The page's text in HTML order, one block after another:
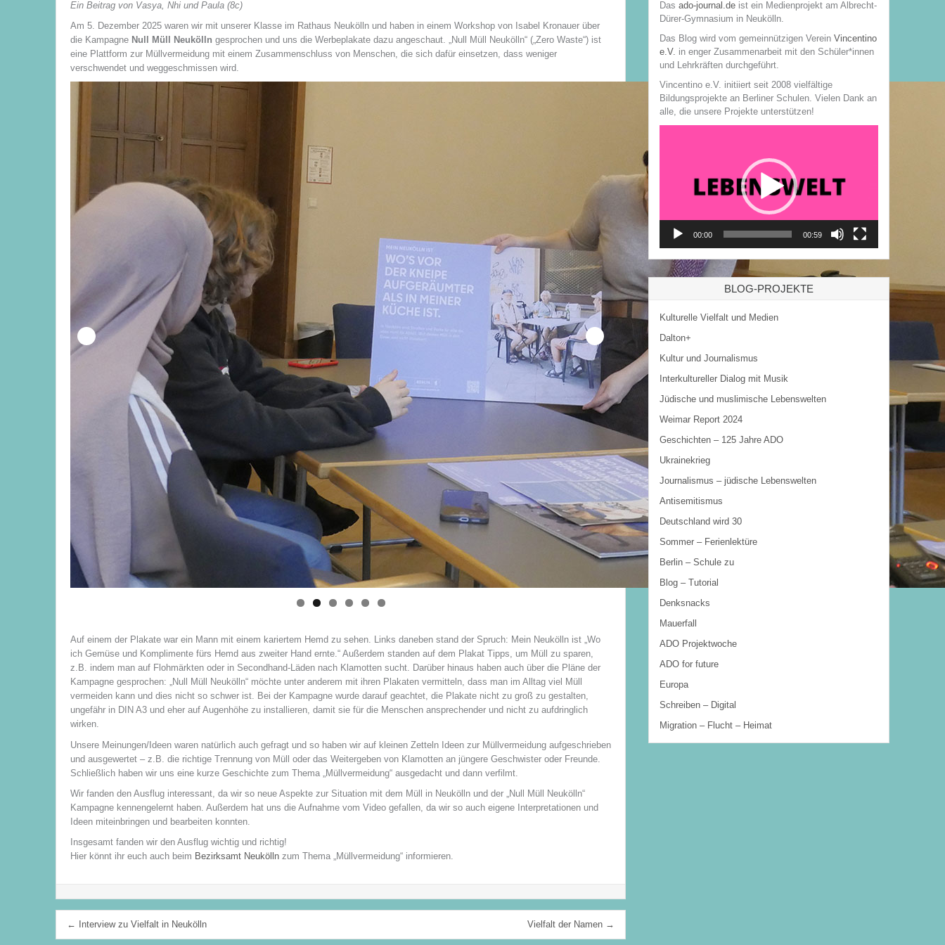
Ein Beitrag von Vasya, Nhi und Paula (8c)
Am 5. Dezember 2025 waren wir mit unserer Klasse im Rathaus Neukölln und haben in einem Workshop von Isabel Kronauer über
die Kampagne Null Müll Neukölln gesprochen und uns die Werbeplakate dazu angeschaut. „Null Müll Neukölln“ („Zero Waste“) ist
eine Plattform zur Müllvermeidung mit einem Zusammenschluss von Menschen, die sich dafür einsetzen, dass weniger
verschwendet und weggeschmissen wird.
Auf einem der Plakate war ein Mann mit einem kariertem Hemd zu sehen. Links daneben stand der Spruch: Mein Neukölln ist „Wo
ich Gemüse und Komplimente fürs Hemd aus zweiter Hand ernte.“ Außerdem standen auf dem Plakat Tipps, um Müll zu sparen,
z.B. indem man auf Flohmärkten oder in Secondhand-Läden nach Klamotten sucht. Darüber hinaus haben auch über die Pläne der
Kampagne gesprochen: „Null Müll Neukölln“ möchte unter anderem mit ihren Plakaten vermitteln, dass man im Alltag viel Müll
vermeiden kann und dies nicht so schwer ist. Bei der Kampagne wurde darauf geachtet, die Plakate nicht zu groß zu gestalten,
ungefähr in DIN A3 und eher auf Augenhöhe zu installieren, damit sie für die Menschen ansprechender und nicht zu aufdringlich
wirken.
Unsere Meinungen/Ideen waren natürlich auch gefragt und so haben wir auf kleinen Zetteln Ideen zur Müllvermeidung aufgeschrieben
und ausgewertet – z.B. die richtige Trennung von Müll oder das Weitergeben von Klamotten an jüngere Geschwister oder Freunde.
Schließlich haben wir uns eine kurze Geschichte zum Thema „Müllvermeidung“ ausgedacht und dann verfilmt.
Wir fanden den Ausflug interessant, da wir so neue Aspekte zur Situation mit dem Müll in Neukölln und der „Null Müll Neukölln“
Kampagne kennengelernt haben. Außerdem hat uns die Aufnahme vom Video gefallen, da wir so auch eigene Interpretationen und
Ideen miteinbringen und bearbeiten konnten.
Insgesamt fanden wir den Ausflug wichtig und richtig!
Hier könnt ihr euch auch beim Bezirksamt Neukölln zum Thema „Müllvermeidung“ informieren.
Beitragsnavigation Vielfalt der Namen →
← Interview zu Vielfalt in Neukölln
Das ado-journal.de ist ein Medienprojekt am Albrecht-
Dürer-Gymnasium in Neukölln.
Das Blog wird vom gemeinnützigen Verein Vincentino
e.V. in enger Zusammenarbeit mit den Schüler*innen
und Lehrkräften durchgeführt.
Vincentino e.V. initiiert seit 2008 vielfältige
Bildungsprojekte an Berliner Schulen. Vielen Dank an
alle, die unsere Projekte unterstützen!
00:00 00:59
BLOG-PROJEKTE
Kulturelle Vielfalt und Medien
Dalton+
Kultur und Journalismus
Interkultureller Dialog mit Musik
Jüdische und muslimische Lebenswelten
Weimar Report 2024
Geschichten – 125 Jahre ADO
Ukrainekrieg
Journalismus – jüdische Lebenswelten
Antisemitismus
Deutschland wird 30
Sommer – Ferienlektüre
Berlin – Schule zu
Blog – Tutorial
Denksnacks
Mauerfall
ADO Projektwoche
ADO for future
Europa
Schreiben – Digital
Migration – Flucht – Heimat